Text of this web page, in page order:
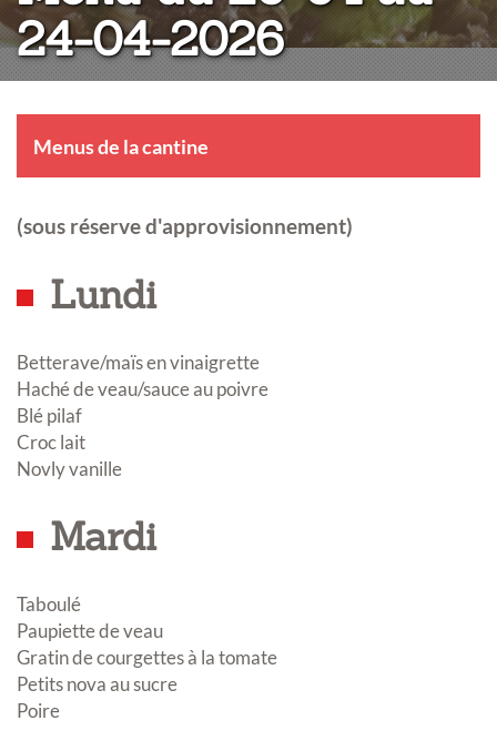
24-04-2026
Menus de la cantine
(sous réserve d'approvisionnement)
Lundi
Betterave/maïs en vinaigrette
Haché de veau/sauce au poivre
Blé pilaf
Croc lait
Novly vanille
Mardi
Taboulé
Paupiette de veau
Gratin de courgettes à la tomate
Petits nova au sucre
Poire